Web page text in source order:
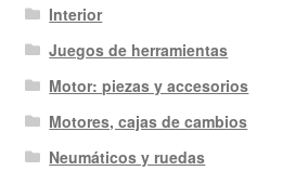
Interior
Juegos de herramientas
Motor: piezas y accesorios
Motores, cajas de cambios
Neumáticos y ruedas